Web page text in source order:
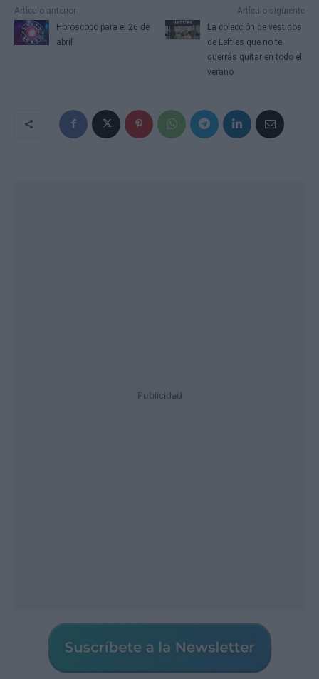
Artículo anterior
Horóscopo para el 26 de
abril
Artículo siguiente
La colección de vestidos
de Lefties que no te
querrás quitar en todo el
verano
Publicidad